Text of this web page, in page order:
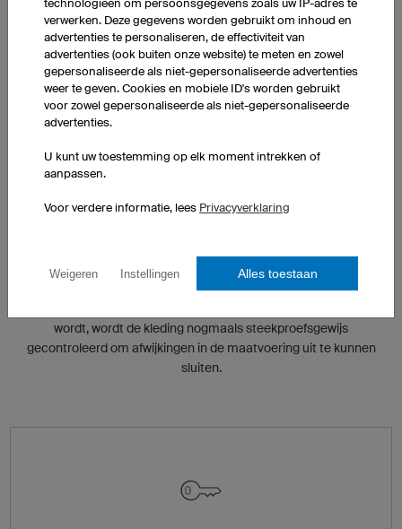
De kwaliteit van onze producten wordt tijdens elke stap van het
wordt, wordt de kleding nogmaals steekproefsgewijs
gecontroleerd om afwijkingen in de maatvoering uit te kunnen
sluiten.
technologieën om persoonsgegevens zoals uw IP-adres te
verwerken. Deze gegevens worden gebruikt om inhoud en
advertenties te personaliseren, de effectiviteit van
advertenties (ook buiten onze website) te meten en zowel
gepersonaliseerde als niet-gepersonaliseerde advertenties
weer te geven. Cookies en mobiele ID's worden gebruikt
voor zowel gepersonaliseerde als niet-gepersonaliseerde
advertenties.
U kunt uw toestemming op elk moment intrekken of
aanpassen.
Voor verdere informatie, lees Privacyverklaring
Weigeren Instellingen Alles toestaan